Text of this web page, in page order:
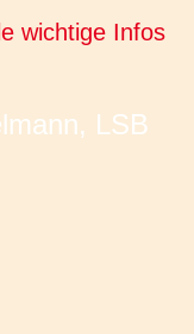
wichtige Infos